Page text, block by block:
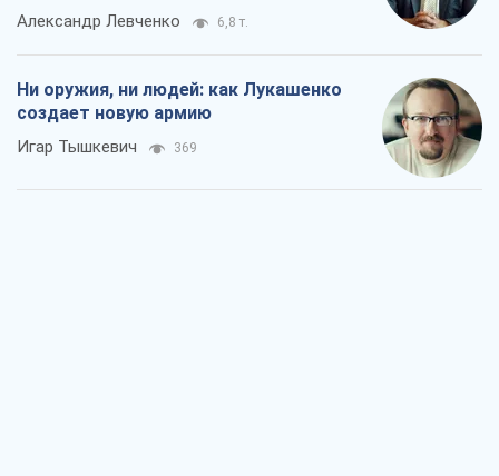
Александр Левченко 6,8 т.
Ни оружия, ни людей: как Лукашенко
создает новую армию
Игар Тышкевич 369